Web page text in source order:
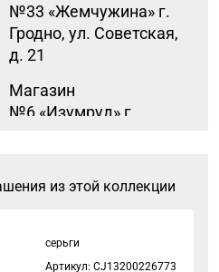
№33 «Жемчужина» г.
Гродно, ул. Советская,
д. 21
Магазин
№6 «Изумруд» г.
Магазиниз этой коллекции
серьги
Артикул: СJ13200226773